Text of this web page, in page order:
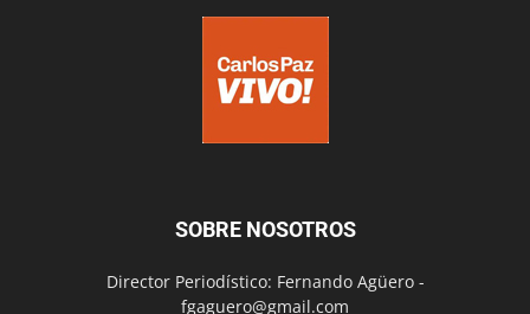
SOBRE NOSOTROS
Director Periodístico: Fernando Agüero -
fgaguero@gmail.com